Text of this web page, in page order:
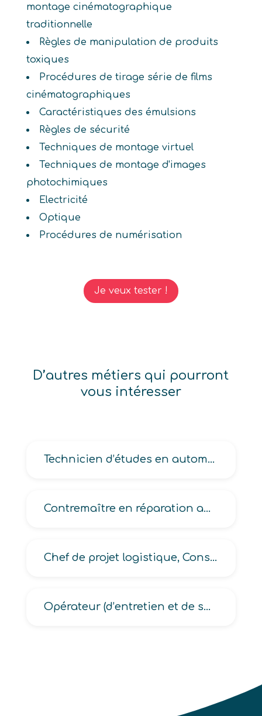
montage cinématographique
traditionnelle
Règles de manipulation de produits
toxiques
Procédures de tirage série de films
cinématographiques
Caractéristiques des émulsions
Règles de sécurité
Techniques de montage virtuel
Techniques de montage d'images
photochimiques
Electricité
Optique
Procédures de numérisation
Je veux tester !
D’autres métiers qui pourront
vous intéresser
Technicien d’études en automatisme, en instrumentation-régulation, en systèmes mécaniques automatisés
Contremaître en réparation automobile
Chef de projet logistique, Consultant logistique, Responsable logistique
Opérateur (d’entretien et de surveillance du réseau routier, PC de télésurveillance autoroutière)